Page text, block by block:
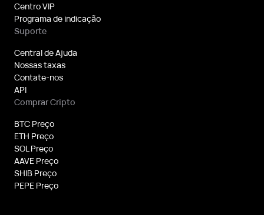
Centro VIP
Programa de indicação
Suporte
Central de Ajuda
Nossas taxas
Contate-nos
API
Comprar Cripto
BTC Preço
ETH Preço
SOL Preço
AAVE Preço
SHIB Preço
PEPE Preço